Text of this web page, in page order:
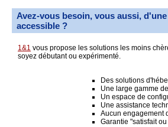
Avez-vous besoin, vous aussi,
accessible ?
1&1 vous propose les solutions les moins
soyez débutant ou expérimenté.
Des solutions
Une large gamme
Un espace de
Une assistance
Aucun engagement
Garantie "satisfait